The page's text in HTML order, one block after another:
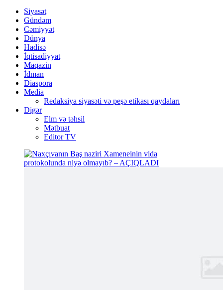
Siyasət
Gündəm
Cəmiyyət
Dünya
Hadisə
İqtisadiyyat
Maqazin
İdman
Diaspora
Media
Redaksiya siyasəti və peşə etikası qaydaları
Digər
Elm və təhsil
Mətbuat
Editor TV